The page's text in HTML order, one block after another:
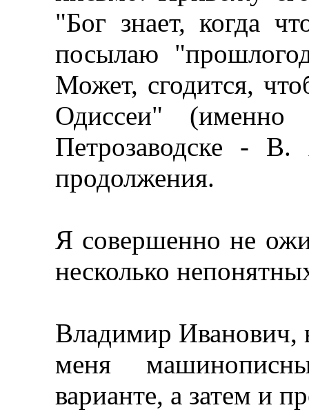
"Бог знает, когда
посылаю
Может, сгодится,
Одиссеи" (именно
Петрозаводске -
продолжения.
Я совершенно не
несколько
Владимир Иванович,
меня
варианте, а затем и